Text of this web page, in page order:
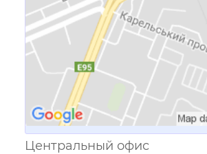
Центральный офис